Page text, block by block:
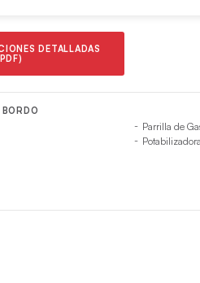
DETALLADAS
Parrilla de